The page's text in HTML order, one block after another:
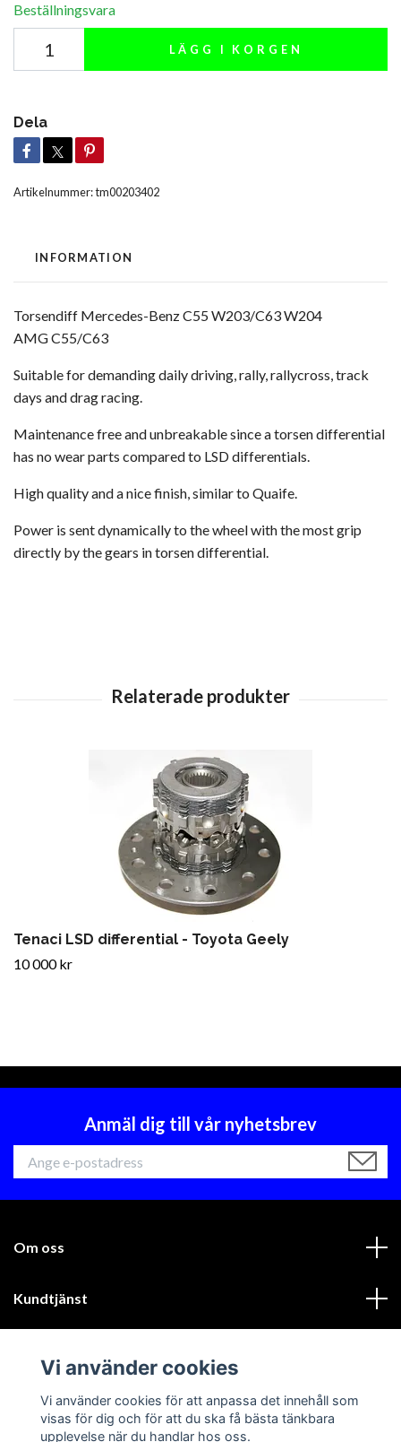
Beställningsvara
LÄGG I KORGEN
Dela
Artikelnummer:tm00203402
INFORMATION
Torsendiff Mercedes-BenzC55 W203/C63 W204
AMG C55/C63
Suitable for demanding daily driving, rally, rallycross, track
days and drag racing.
Maintenance free and unbreakable since a torsen differential
has no wear parts compared to LSD differentials.
High quality and a nice finish, similar to Quaife.
Power is sent dynamically to the wheel with the most grip
directly by the gears in torsen differential.
Tenaci LSD differential - Toyota Geely
10 000 kr
Anmäl dig till vår nyhetsbrev
Om oss
Kundtjänst
Sociala medier
Vi använder cookies
Vi använder cookies för att anpassa det innehåll som
visas för dig och för att du ska få bästa tänkbara
upplevelse när du handlar hos oss.